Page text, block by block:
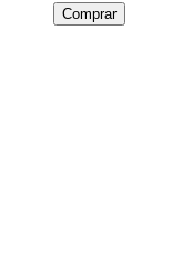
Comprar